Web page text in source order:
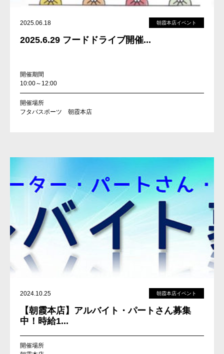
2025.06.18 朝霞本店イベント
2025.6.29 フードドライブ開催...
開催期間
10:00～12:00
開催場所
フタバスポーツ 朝霞本店
2024.10.25 朝霞本店イベント
【朝霞本店】アルバイト・パートさん募集
中！時給1...
開催場所